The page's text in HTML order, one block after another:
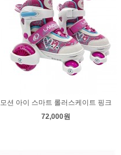
모션 아이 스마트 롤러스케이트 핑크
72,000원